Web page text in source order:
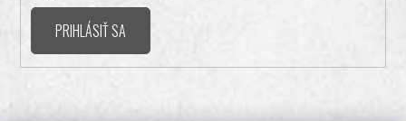
PRIHLÁSIŤ SA